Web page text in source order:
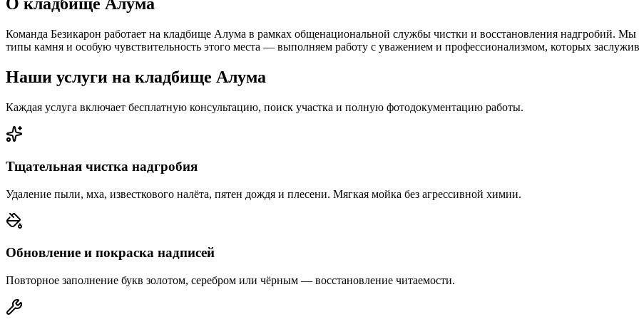
О кладбище Алума
Команда Безикарон работает на кладбище Алума в рамках общенациональной службы чистки и восстановления надгробий. Мы
типы камня и особую чувствительность этого места — выполняем работу с уважением и профессионализмом, которых
Наши услуги на кладбище Алума
Каждая услуга включает бесплатную консультацию, поиск участка и полную фотодокументацию работы.
Тщательная чистка надгробия
Удаление пыли, мха, известкового налёта, пятен дождя и плесени. Мягкая мойка без агрессивной химии.
Обновление и покраска надписей
Повторное заполнение букв золотом, серебром или чёрным — восстановление читаемости.